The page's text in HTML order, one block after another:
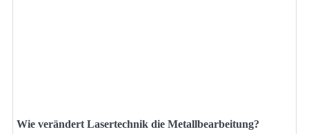
Wie verändert Lasertechnik die Metallbearbeitung?